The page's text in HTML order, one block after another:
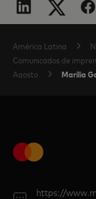
América Latina
Comunicados de
Agosto
Marília
https://